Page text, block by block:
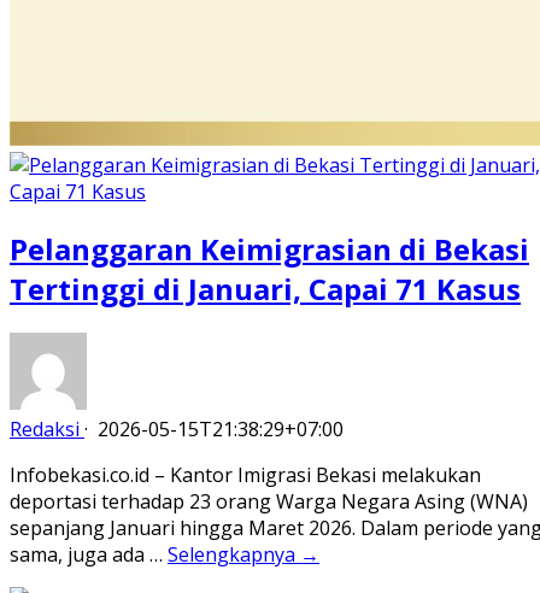
Pelanggaran Keimigrasian di Bekasi
Tertinggi di Januari, Capai 71 Kasus
Redaksi · 2026-05-15T21:38:29+07:00
Infobekasi.co.id – Kantor Imigrasi Bekasi melakukan
deportasi terhadap 23 orang Warga Negara Asing (WNA)
sepanjang Januari hingga Maret 2026. Dalam periode
sama, juga ada … Selengkapnya →